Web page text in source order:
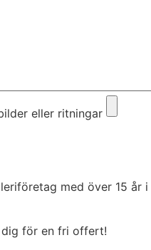
eller ritningar
med över 15
dig för en fri offert!